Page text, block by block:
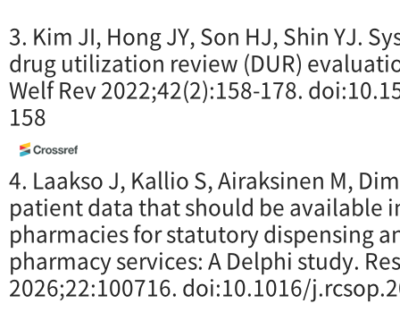
3. Kim JI, Hong JY, Son HJ, Shin YJ.
drug utilization review (DUR)
Welf Rev 2022;42(2):158-178.
158
4. Laakso J, Kallio S, Airaksinen M,
patient data that should be available
pharmacies for statutory dispensing
pharmacy services: A Delphi study.
2026;22:100716. doi:10.1016/